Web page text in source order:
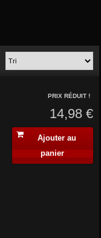
PRIX RÉDUIT !
14,98 €
Ajouter au
panier